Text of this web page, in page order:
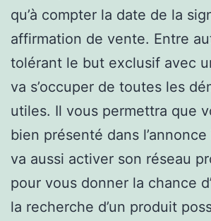
qu’à compter la date de la
affirmation de vente. Entre
tolérant le but exclusif avec
va s’occuper de toutes les
utiles. Il vous permettra que
bien présenté dans
va aussi activer son réseau
pour vous donner la chance
la recherche d’un produit